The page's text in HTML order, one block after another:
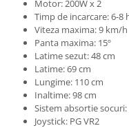
Motor: 200W x 2
Timp de incarcare: 6-8
Viteza maxima: 9 km/h
Panta maxima: 15º
Latime sezut: 48 cm
Latime: 69 cm
Lungime: 110 cm
Inaltime: 98 cm
Sistem absortie socuri:
Joystick: PG VR2